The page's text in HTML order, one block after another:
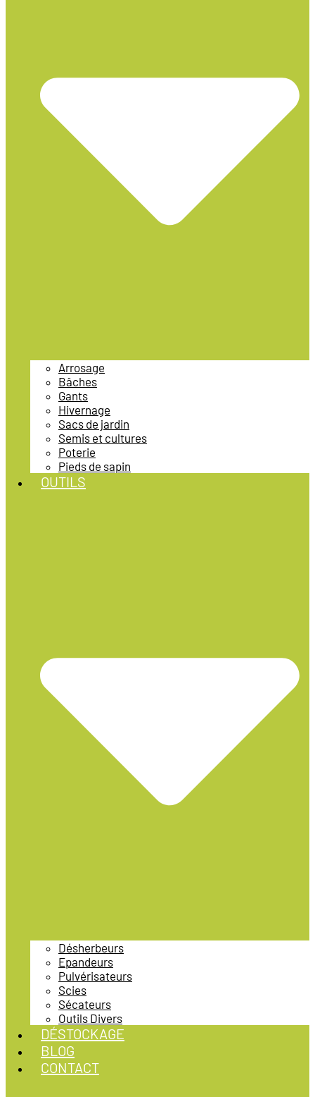
Arrosage
Bâches
Gants
Hivernage
Sacs de jardin
Semis et cultures
Poterie
Pieds de sapin
OUTILS
Désherbeurs
Epandeurs
Pulvérisateurs
Scies
Sécateurs
Outils Divers
DÉSTOCKAGE
BLOG
CONTACT